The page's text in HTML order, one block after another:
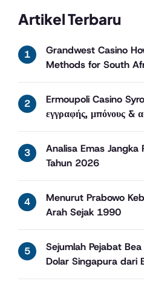
Artikel Terbaru
Grandwest Casino
Methods for South
Ermoupoli Casino
εγγραφής, μπόνους &
Analisa Emas Jangka
Tahun 2026
Menurut Prabowo
Arah Sejak 1990
Sejumlah Pejabat
Dolar Singapura dari